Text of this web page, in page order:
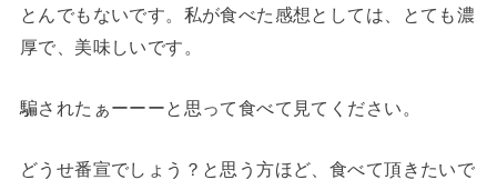
とんでもないです。私が食べた感想としては、とても濃
厚で、美味しいです。
騙されたぁーーーと思って食べて見てください。
どうせ番宣でしょう？と思う方ほど、食べて頂きたいで